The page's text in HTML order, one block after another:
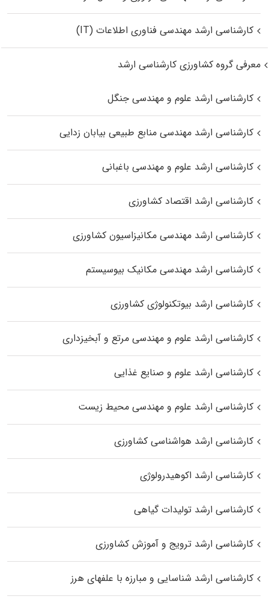
کارشناسی ارشد مهندسی فناوری اطلاعات (IT)
معرفی گروه کشاورزی کارشناسی ارشد
کارشناسی ارشد علوم و مهندسی جنگل
کارشناسی ارشد مهندسی منابع طبیعی بیابان زدایی
کارشناسی ارشد علوم و مهندسی باغبانی
کارشناسی ارشد اقتصاد کشاورزی
کارشناسی ارشد مهندسی مکانیزاسیون کشاورزی
کارشناسی ارشد مهندسی مکانیک بیوسیستم
کارشناسی ارشد بیوتکنولوژی کشاورزی
کارشناسی ارشد علوم و مهندسی مرتع و آبخیزداری
کارشناسی ارشد علوم و صنایع غذایی
کارشناسی ارشد علوم و مهندسی محیط زیست
کارشناسی ارشد هواشناسی کشاورزی
کارشناسی ارشد اکوهیدرولوژی
کارشناسی ارشد تولیدات گیاهی
کارشناسی ارشد ترویج و آموزش کشاورزی
کارشناسی ارشد شناسایی و مبارزه با علفهای هرز